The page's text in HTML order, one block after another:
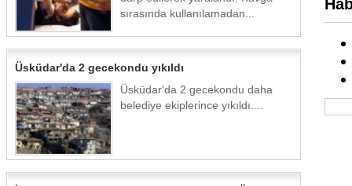
sırasında kullanılamadan...
Üsküdar'da 2 gecekondu yıkıldı
Üsküdar'da 2 gecekondu daha
belediye ekiplerince yıkıldı....